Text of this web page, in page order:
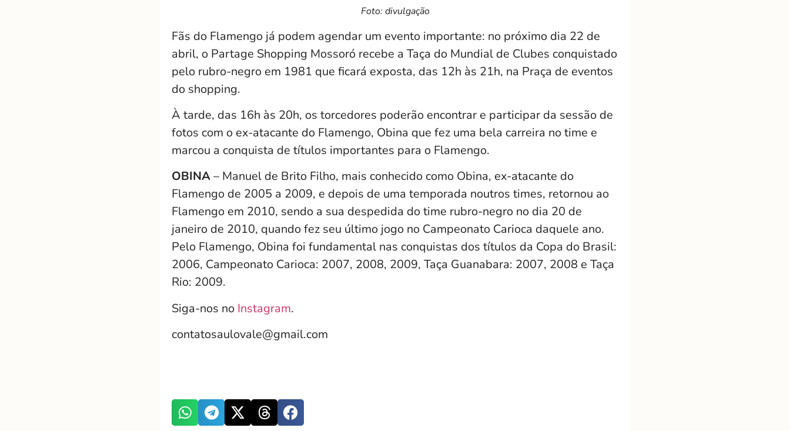
Foto: divulgação
Fãs do Flamengo já podem agendar um evento importante: no próximo dia 22 de
abril, o Partage Shopping Mossoró recebe a Taça do Mundial de Clubes conquistado
pelo rubro-negro em 1981 que ficará exposta, das 12h às 21h, na Praça de eventos
do shopping.
À tarde, das 16h às 20h, os torcedores poderão encontrar e participar da sessão de
fotos com o ex-atacante do Flamengo, Obina que fez uma bela carreira no time e
marcou a conquista de títulos importantes para o Flamengo.
OBINA– Manuel de Brito Filho, mais conhecido como Obina, ex-atacante do
Flamengo de 2005 a 2009, e depois de uma temporada noutros times, retornou ao
Flamengo em 2010, sendo a sua despedida do time rubro-negro no dia 20 de
janeiro de 2010, quando fez seu último jogo no Campeonato Carioca daquele ano.
Pelo Flamengo, Obina foi fundamental nas conquistas dos títulos da Copa do Brasil:
2006, Campeonato Carioca: 2007, 2008, 2009, Taça Guanabara: 2007, 2008 e Taça
Rio: 2009.
Siga-nos no Instagram.
contatosaulovale@gmail.com